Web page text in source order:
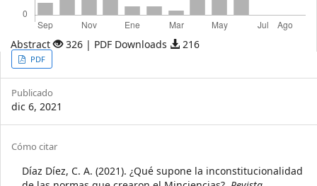
Abstract 326 | PDF Downloads 216
Article
Sidebar
PDF
Publicado
dic 6, 2021
Article
Details
Cómo citar
Díaz Díez, C. A. (2021). ¿Qué supone la inconstitucionalidad